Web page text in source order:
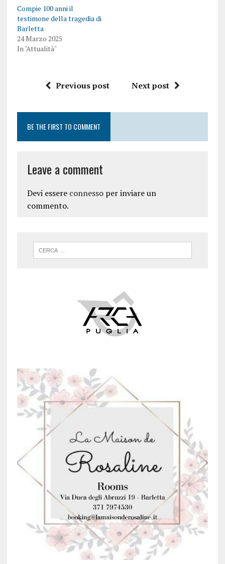
Compie 100 anni il
testimone della tragedia di
Barletta
24 Marzo 2025
In "Attualità"
Previous post Next post
BE THE FIRST TO COMMENT
Leave a comment
Devi essere connessoper inviare un
commento.